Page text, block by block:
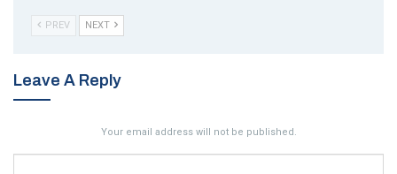
PREV NEXT
Leave A Reply
Your email address will not be published.